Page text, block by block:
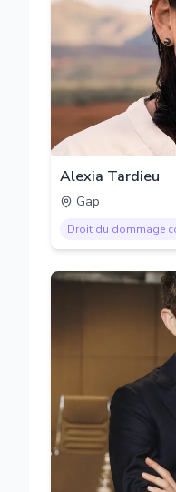
Alexia Tardieu
Gap
Droit du dommage